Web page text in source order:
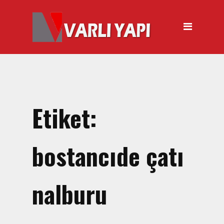
ANASAYFA
HAKKIMIZDA
Tabancası
El Arabası Satışı – Toptan,
Perakende Satış
İnşaat Küreği
Etiket:
bostancıde çatı
nalburu